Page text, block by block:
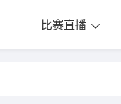
比赛直播